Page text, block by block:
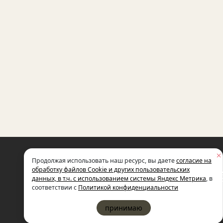
МЕЖДУНАРОДНЫЙ ФОНД
СОЦИАЛЬНО-ЭКОНОМИЧЕСКИХ
И ПОЛИТОЛОГИЧЕСКИХ
ИМЕНИ М.С. ГОРБАЧЕВА
Продолжая использовать наш ресурс, вы даетесогласие на
обработку файлов Cookie и других пользовательских
данных, в т.ч. с использованием системы Яндекс Метрика, в
соответствии с Политикой конфиденциальности
принимаю